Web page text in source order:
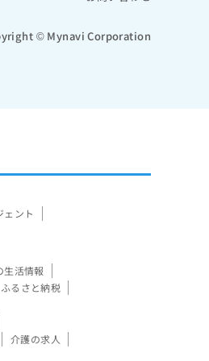
© Mynavi Corporation
ェント
生活情報
ふるさと納税
介護の求人